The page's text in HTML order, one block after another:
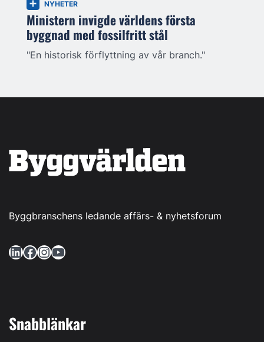
NYHETER
Ministern invigde världens första
byggnad med fossilfritt stål
"En historisk förflyttning av vår branch."
Byggbranschens ledande affärs- & nyhetsforum
LinkedIn Facebook InstagramYouTube
Snabblänkar